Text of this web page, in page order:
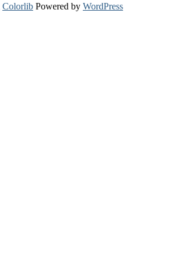
Colorlib Powered by WordPress